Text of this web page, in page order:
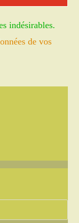
indésirables.
de vos